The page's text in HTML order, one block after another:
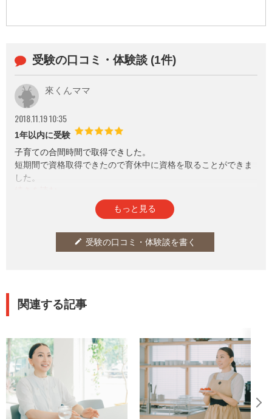
受験の口コミ・体験談 (1件)
來くんママ
2018.11.19 10:35
1年以内に受験
子育ての合間時間で取得できした。
短期間で資格取得できたので育休中に資格を取ることができま
した。
もっと見る
edit 受験の口コミ・体験談を書く
関連する記事